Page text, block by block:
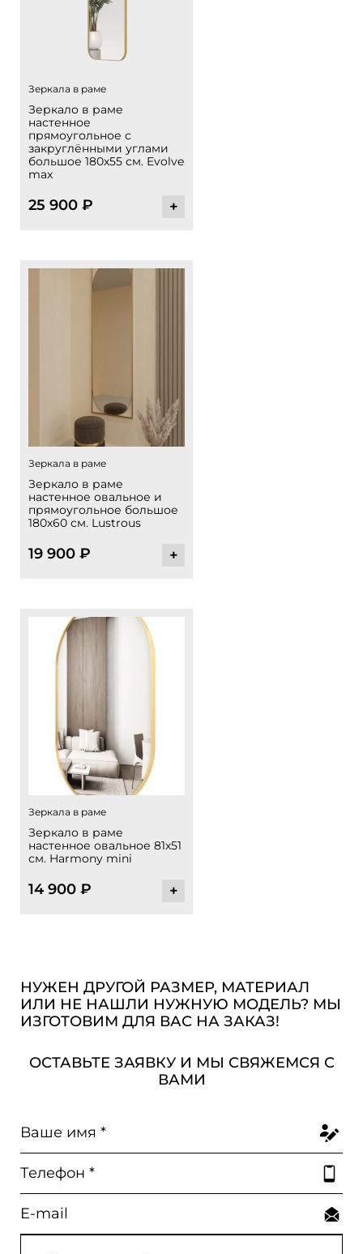
Зеркала в раме
Зеркало в раме
настенное
прямоугольное с
закруглёнными углами
большое 180х55 см. Evolve
max
25 900 ₽ +
Зеркала в раме
Зеркало в раме
настенное овальное и
прямоугольное большое
180х60 см. Lustrous
19 900 ₽ +
Зеркала в раме
Зеркало в раме
настенное овальное 81х51
см. Harmony mini
14 900 ₽ +
НУЖЕН ДРУГОЙ РАЗМЕР, МАТЕРИАЛ
ИЛИ НЕ НАШЛИ НУЖНУЮ МОДЕЛЬ? МЫ
ИЗГОТОВИМ ДЛЯ ВАС НА ЗАКАЗ!
ОСТАВЬТЕ ЗАЯВКУ И МЫ СВЯЖЕМСЯ С
ВАМИ